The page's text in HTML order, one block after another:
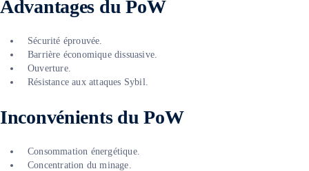
Advantages du PoW
Sécurité éprouvée.
Barrière économique dissuasive.
Ouverture.
Résistance aux attaques Sybil.
Inconvénients du PoW
Consommation énergétique.
Concentration du minage.